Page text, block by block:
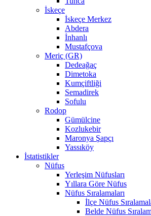
İskeçe
İskeçe Merkez
Abdera
İnhanlı
Mustafçova
Meriç (GR)
Dedeağaç
Dimetoka
Kumçiftliği
Semadirek
Sofulu
Rodop
Gümülcine
Kozlukebir
Maronya Şapçı
Yassıköy
İstatistikler
Nüfus
Yerleşim Nüfusları
Yıllara Göre Nüfus
Nüfus Sıralamaları
İlçe Nüfus
Belde Nüfus